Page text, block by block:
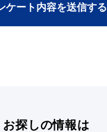
ケート内容を送信する
お探しの情報は